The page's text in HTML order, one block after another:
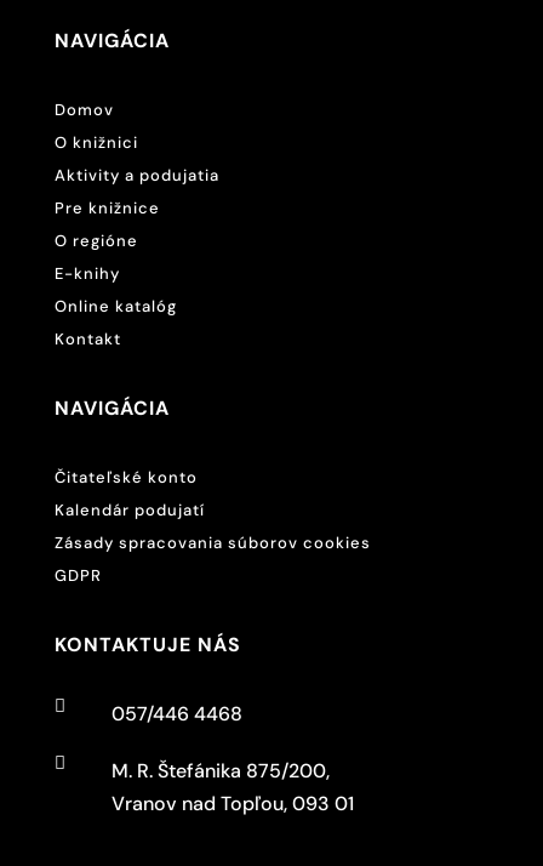
NAVIGÁCIA
Domov
O knižnici
Aktivity a podujatia
Pre knižnice
O regióne
E-knihy
Online katalóg
Kontakt
NAVIGÁCIA
Čitateľské konto
Kalendár podujatí
Zásady spracovania súborov cookies
GDPR
KONTAKTUJE NÁS
 057/446 4468

M. R. Štefánika 875/200,
Vranov nad Topľou, 093 01